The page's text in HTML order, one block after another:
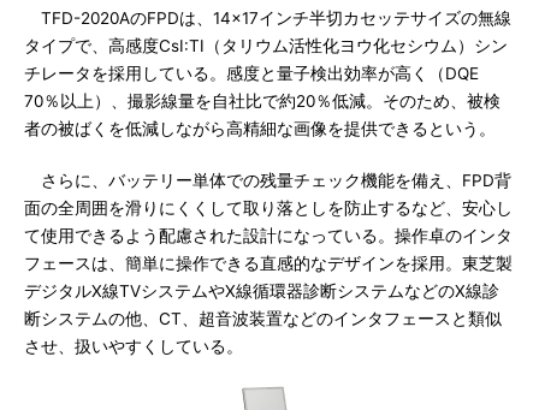
TFD-2020AのFPDは、14×17インチ半切カセッテサイズの無線
タイプで、高感度CsI:TI（タリウム活性化ヨウ化セシウム）シン
チレータを採用している。感度と量子検出効率が高く（DQE
70％以上）、撮影線量を自社比で約20％低減。そのため、被検
者の被ばくを低減しながら高精細な画像を提供できるという。
さらに、バッテリー単体での残量チェック機能を備え、FPD背
面の全周囲を滑りにくくして取り落としを防止するなど、安心し
て使用できるよう配慮された設計になっている。操作卓のインタ
フェースは、簡単に操作できる直感的なデザインを採用。東芝製
デジタルX線TVシステムやX線循環器診断システムなどのX線診
断システムの他、CT、超音波装置などのインタフェースと類似
させ、扱いやすくしている。